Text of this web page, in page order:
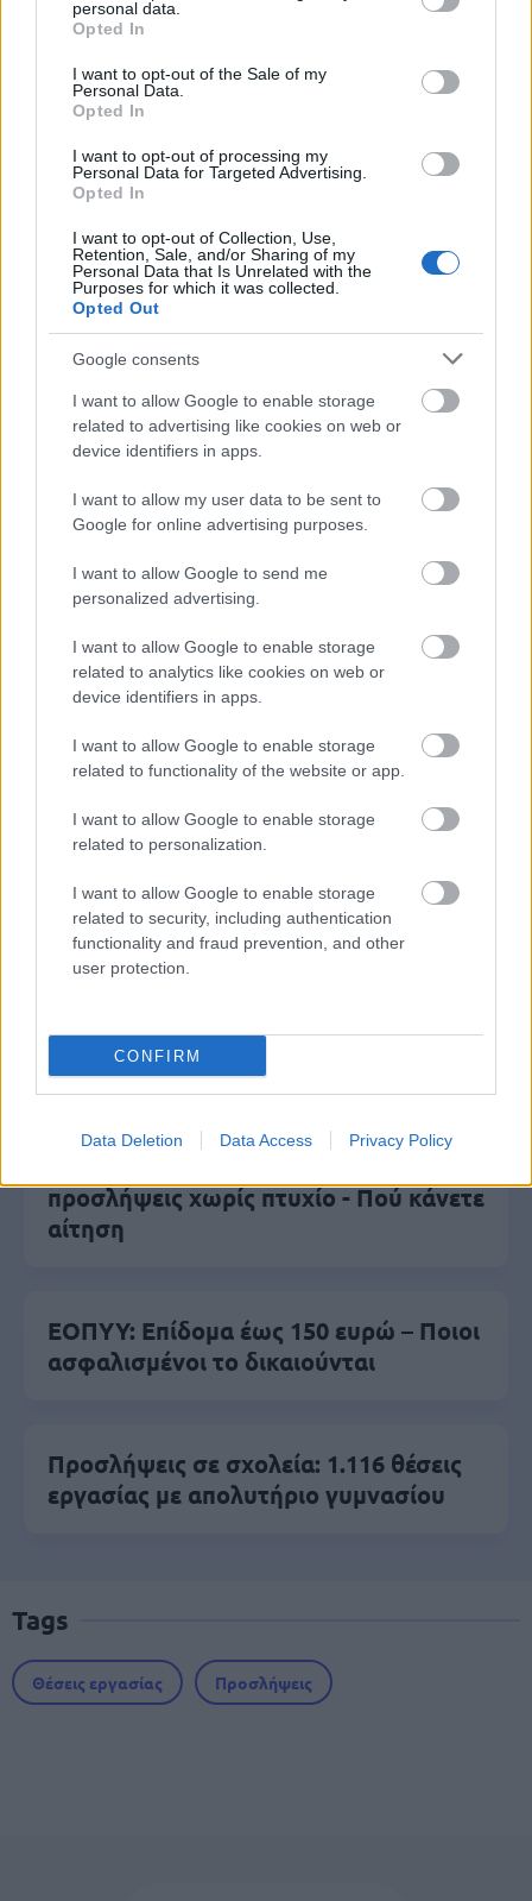
grant or deny consent to Google and its third-party tags to
use your data for below specified purposes in below Google
consent section.
personal data.
Opted In
I want to opt-out of the Sale of my
Personal Data.
Opted In
I want to opt-out of processing my
Personal Data for Targeted Advertising.
Opted In
I want to opt-out of Collection, Use,
Retention, Sale, and/or Sharing of my
Personal Data that Is Unrelated with the
Purposes for which it was collected.
Opted Out
Google consents
I want to allow Google to enable storage
related to advertising like cookies on web or
device identifiers in apps.
I want to allow my user data to be sent to
Google for online advertising purposes.
I want to allow Google to send me
personalized advertising.
I want to allow Google to enable storage
related to analytics like cookies on web or
device identifiers in apps.
I want to allow Google to enable storage
related to functionality of the website or app.
I want to allow Google to enable storage
related to personalization.
I want to allow Google to enable storage
related to security, including authentication
functionality and fraud prevention, and other
user protection.
CONFIRM
Data Deletion Data Access Privacy Policy
Διαβάστε ολόκληρη την προκήρυξη των θέσεων
στον ακόλουθο ενεργό σύνδεσμο,
ΑΣΕΠ: Πιστοποίηση Αγγλικών σε
μόνο 2 ημέρες στα χέρια σας
ΑΣΕΠ: Εξ αποστάσεως η πιο Εύκολη
Πιστοποίηση Υπολογιστών σε 2
μέρες
Μάθε πρώτος όλες τις σημαντικές
ειδήσεις.
αναζήτησης της Google
Δημοφιλείς Ειδήσεις
αιτήσεις στις 24 Αυγούστου – Τι
αλλάζει στο πρόγραμμα
προσλήψεις χωρίς πτυχίο - Πού κάνετε
αίτηση
ΕΟΠΥΥ: Επίδομα έως 150 ευρώ – Ποιοι
ασφαλισμένοι το δικαιούνται
Προσλήψεις σε σχολεία: 1.116 θέσεις
εργασίας με απολυτήριο γυμνασίου
Tags
Θέσεις εργασίας Προσλήψεις